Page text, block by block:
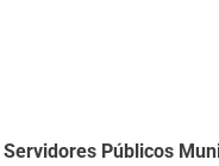
Públicos